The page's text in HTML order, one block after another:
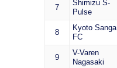
7
Shimizu S-
Pulse
8
Kyoto Sanga
FC
9
V-Varen
Nagasaki